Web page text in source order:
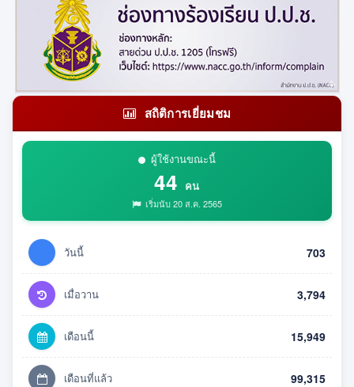
สถิติการเยี่ยมชม
ผู้ใช้งานขณะนี้
44 คน
เริ่มนับ 20 ส.ค. 2565
วันนี้ 703
เมื่อวาน 3,794
เดือนนี้ 15,949
เดือนที่แล้ว 99,315